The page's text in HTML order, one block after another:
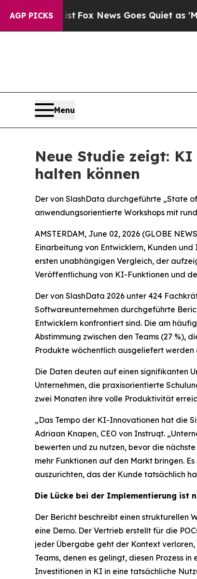
AGP PICKS
ExistFox News Goes Quiet as 'Maga
Menu
Neue Studie zeigt:
halten können
Der von SlashData durchgeführte „State
anwendungsorientierte Workshops mit
AMSTERDAM, June 02, 2026 (GLOBE
Einarbeitung von Entwicklern, Kunden
ersten unabhängigen Vergleich, der
Veröffentlichung von KI-Funktionen und
Der von SlashData 2026 unter 424
Softwareunternehmen durchgeführte
Entwicklern konfrontiert sind. Die am
Abstimmung zwischen den Teams (27
Produkte wöchentlich ausgeliefert werden
Die Daten deuten auf einen signifikanten
Unternehmen, die praxisorientierte
zwei Monaten ihre volle Produktivität
„Das Tempo der KI-Innovationen hat die
Adriaan Knapen, CEO von Instruqt.
bewerten und zu nutzen, bevor die
mehr Funktionen auf den Markt bringen.
auszurichten, das der Kunde tatsächlich
Die Lücke bei der Implementierung ist
Der Bericht beschreibt einen strukturellen
eine Demo. Der Vertrieb erstellt für die
jeder Übergabe geht der Kontext
Teams, denen es gelingt, diesen Prozess
Investitionen in KI in eine tatsächliche